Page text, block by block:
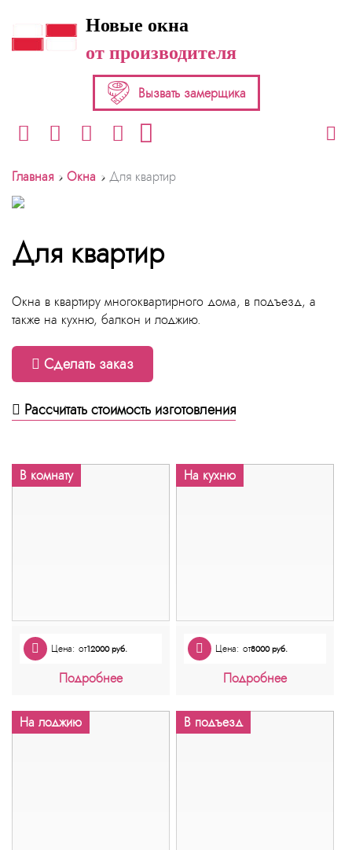
Новые окна
от производителя
Вызвать замерщика
Главная › Окна › Для квартир
Для квартир
Окна в квартиру многоквартирного дома, в подъезд, а
также на кухню, балкон и лоджию.
Сделать заказ
Рассчитать стоимость изготовления
В комнату
Цена: от12000 руб.
Подробнее
На кухню
Цена: от8000 руб.
Подробнее
На лоджию В подъезд